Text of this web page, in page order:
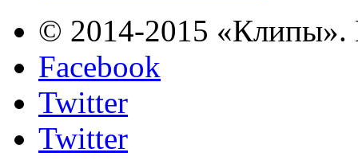
© 2014-2015 «Клипы».
Facebook
Twitter
Twitter